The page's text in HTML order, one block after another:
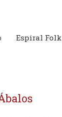
Espiral Folk